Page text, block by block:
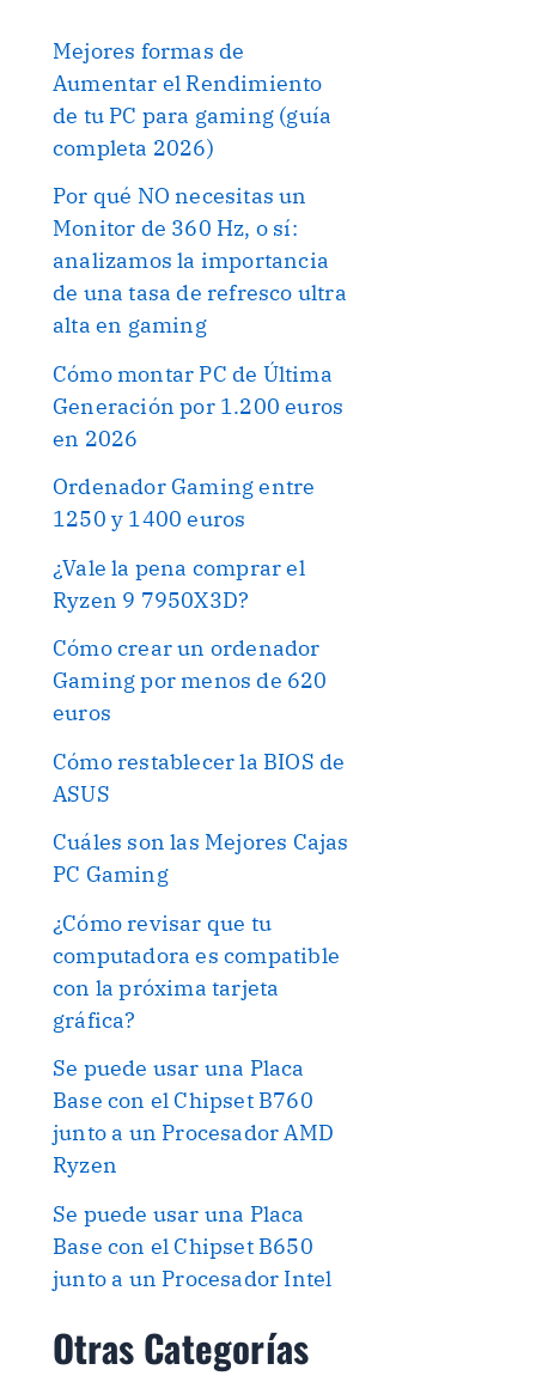
Mejores formas de
Aumentar el Rendimiento
de tu PC para gaming (guía
completa 2026)
Por qué NO necesitas un
Monitor de 360 Hz, o sí:
analizamos la importancia
de una tasa de refresco ultra
alta en gaming
Cómo montar PC de Última
Generación por 1.200 euros
en 2026
Ordenador Gaming entre
1250 y 1400 euros
¿Vale la pena comprar el
Ryzen 9 7950X3D?
Cómo crear un ordenador
Gaming por menos de 620
euros
Cómo restablecer la BIOS de
ASUS
Cuáles son las Mejores Cajas
PC Gaming
¿Cómo revisar que tu
computadora es compatible
con la próxima tarjeta
gráfica?
Se puede usar una Placa
Base con el Chipset B760
junto a un Procesador AMD
Ryzen
Se puede usar una Placa
Base con el Chipset B650
junto a un Procesador Intel
Otras Categorías